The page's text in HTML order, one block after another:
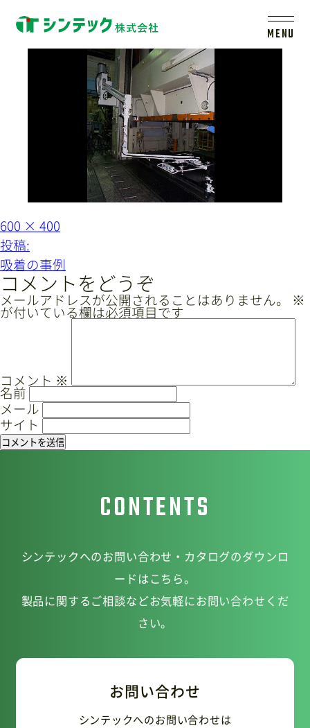
MENU
シンテックについて
新着情報
採用情報
レールシステムについて
CAD/PDFデータ
シンテック公式Instagram
シンテック公式Youtubeチャンネル
kyuchaku05
フ
ル
サ
イ
ズ
600 × 400
投
稿
ナ
ビ
ゲ
ョ
ン
投稿:
吸着の事例
コメントをどうぞ
メールアドレスが公開されることはありません。 ※
が付いている欄は必須項目です
コメント ※
名前
メール
サイト
CONTENTS
シンテックへのお問い合わせ・カタログのダウンロ
ードはこちら。
製品に関するご相談などお気軽にお問い合わせくだ
さい。
お問い合わせ
シンテックへのお問い合わせは